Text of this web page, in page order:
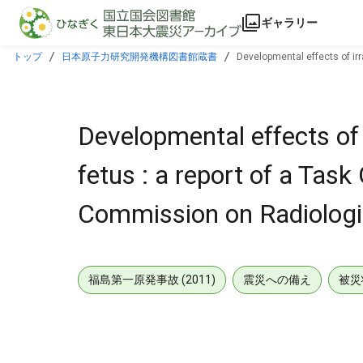
本文に飛ぶ
ギャラリー
トップ 日本原子力研究開発機構図書館蔵書 Developmental effects of
Developmental effects
fetus : a report of a
Commission on
福島第一原発事故 (2011) 震災への備え 被災